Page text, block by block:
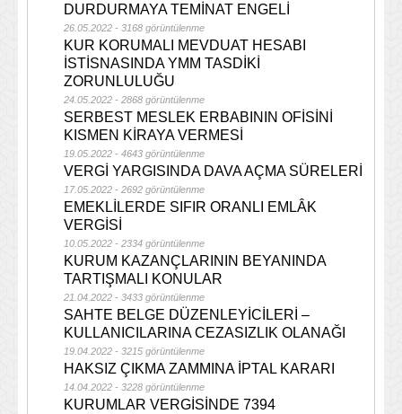
DURDURMAYA TEMİNAT ENGELİ
26.05.2022 - 3168 görüntülenme
KUR KORUMALI MEVDUAT HESABI
İSTİSNASINDA YMM TASDİKİ
ZORUNLULUĞU
24.05.2022 - 2868 görüntülenme
SERBEST MESLEK ERBABININ OFİSİNİ
KISMEN KİRAYA VERMESİ
19.05.2022 - 4643 görüntülenme
VERGİ YARGISINDA DAVA AÇMA SÜRELERİ
17.05.2022 - 2692 görüntülenme
EMEKLİLERDE SIFIR ORANLI EMLÂK
VERGİSİ
10.05.2022 - 2334 görüntülenme
KURUM KAZANÇLARININ BEYANINDA
TARTIŞMALI KONULAR
21.04.2022 - 3433 görüntülenme
SAHTE BELGE DÜZENLEYİCİLERİ –
KULLANICILARINA CEZASIZLIK OLANAĞI
19.04.2022 - 3215 görüntülenme
HAKSIZ ÇIKMA ZAMMINA İPTAL KARARI
14.04.2022 - 3228 görüntülenme
KURUMLAR VERGİSİNDE 7394